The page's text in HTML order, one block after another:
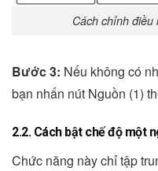
Cách chỉnh điều
Bước 3: Nếu không có
bạn nhấn nút Nguồn (1)
2.2. Cách bật chế độ một
Chức năng này chỉ tập